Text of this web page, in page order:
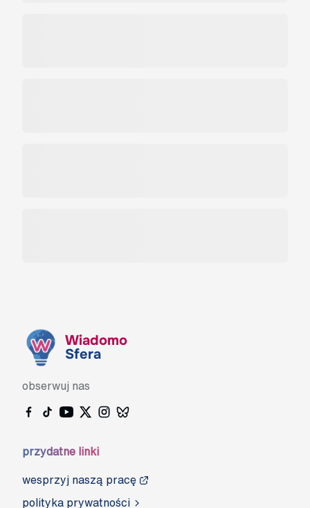
Wiadomo
Sfera
obserwuj nas
przydatne linki
wesprzyj naszą pracę
polityka prywatności